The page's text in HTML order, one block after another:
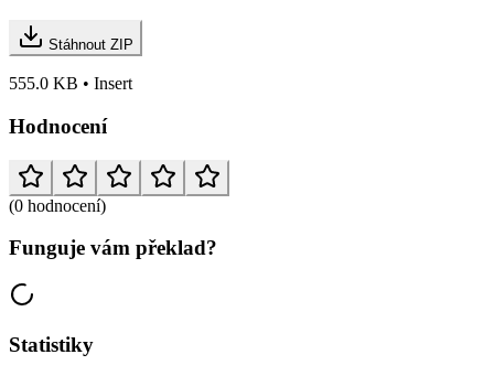
Stáhnout ZIP
555.0 KB • Insert
Hodnocení
(0 hodnocení)
Funguje vám překlad?
Statistiky